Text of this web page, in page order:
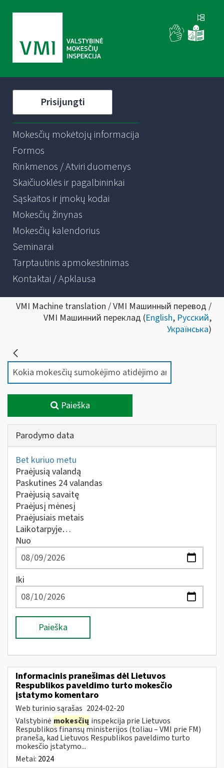
Prisijungti
Mokesčių mokėtojų informacija
Formos
Rinkmenos / Atviri duomenys
Skaičiuoklės ir pagalbininkai
Sąskaitos ir įmokų kodai
Mokesčių žinynas
Mokesčių kalendorius
Seminarai
Tarptautinis apmokestinimas
Kontaktai / Apklausa
VMI Machine translation / VMI Машинный перевод /
VMI Машинний переклад (English, Русский,
Українська)
Paieška
Parodymo data
Bet kuriuo metu
Praėjusią valandą
Paskutines 24 valandas
Praėjusią savaitę
Praėjusį mėnesį
Praėjusiais metais
Laikotarpyje…
Nuo
Iki
Paieška
Informacinis pranešimas dėl Lietuvos
Respublikos paveldimo turto mokesčio
įstatymo komentaro
Web turinio sąrašas 2024-02-20
Valstybinė mokesčių inspekcija prie Lietuvos
Respublikos finansų ministerijos (toliau – VMI prie FM)
praneša, kad Lietuvos Respublikos paveldimo turto
mokesčio įstatymo...
Metai: 2024